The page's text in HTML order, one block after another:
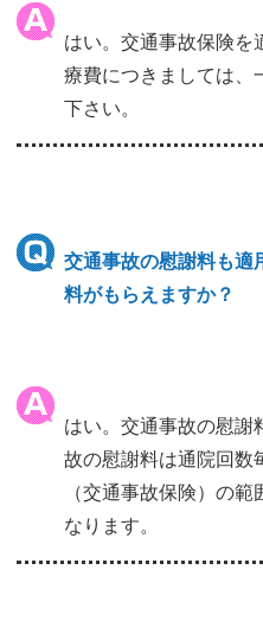
はい。交通事故保険を
療費につきましては、
下さい。
交通事故の慰謝料も適
料がもらえますか？
はい。交通事故の慰謝
故の慰謝料は通院回数
（交通事故保険）の
なります。